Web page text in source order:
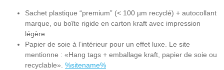
Sachet plastique “premium” (< 100 µm recyclé) + autocollant
marque, ou boîte rigide en carton kraft avec impression
légère.
Papier de soie à l’intérieur pour un effet luxe. Le site
mentionne : «Hang tags + emballage kraft, papier de soie ou
recyclable». %sitename%